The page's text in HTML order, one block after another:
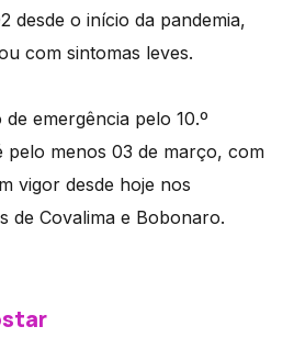
desde o início da pandemia,
com sintomas leves.
emergência pelo 10.º
pelo menos 03 de março, com
vigor desde hoje nos
de Covalima e Bobonaro.